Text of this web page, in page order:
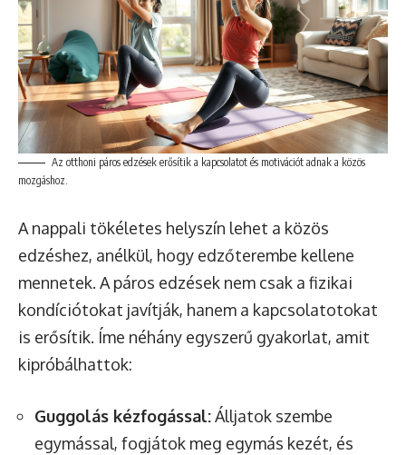
Az otthoni páros edzések erősítik a kapcsolatot és motivációt adnak a közös
mozgáshoz.
A nappali tökéletes helyszín lehet a közös
edzéshez, anélkül, hogy edzőterembe kellene
mennetek. A páros edzések nem csak a fizikai
kondíciótokat javítják, hanem a kapcsolatotokat
is erősítik. Íme néhány egyszerű gyakorlat, amit
kipróbálhattok:
Guggolás kézfogással:Álljatok szembe
egymással, fogjátok meg egymás kezét, és